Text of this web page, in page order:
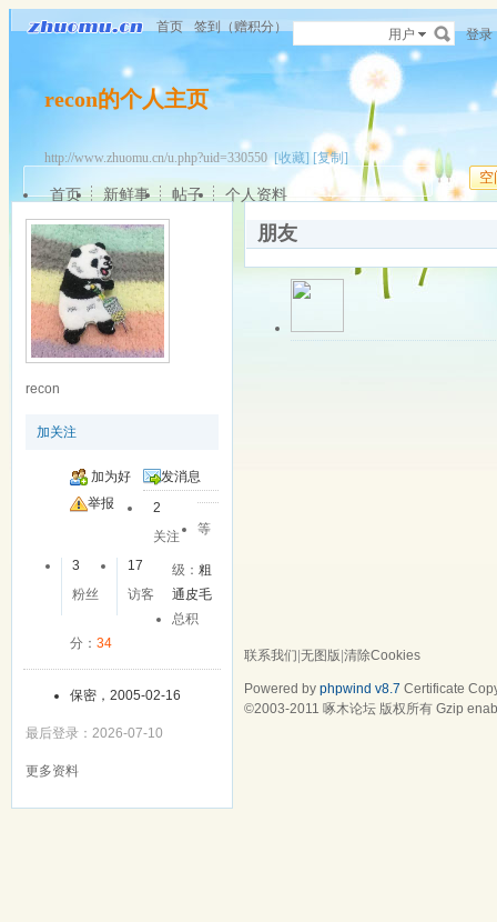
首页 签到（赠积分） 用户 登录
recon的个人主页
http://www.zhuomu.cn/u.php?uid=330550[收藏] [复制]
空
首页 新鲜事 帖子 个人资料
recon
加关注
加为好
友
发消息
举报
2
关注
3
粉丝
17
访客
等
级：粗
通皮毛
总积
分： 34
保密，2005-02-16
最后登录：2026-07-10
更多资料
朋友
联系我们 无图版 清除Cookies
Powered by phpwind v8.7 Certificate
©2003-2011 啄木论坛 版权所有 Gzip